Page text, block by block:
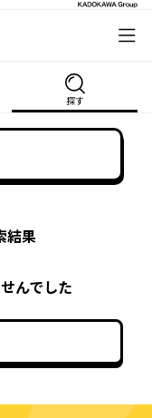
探す
結果
んでした